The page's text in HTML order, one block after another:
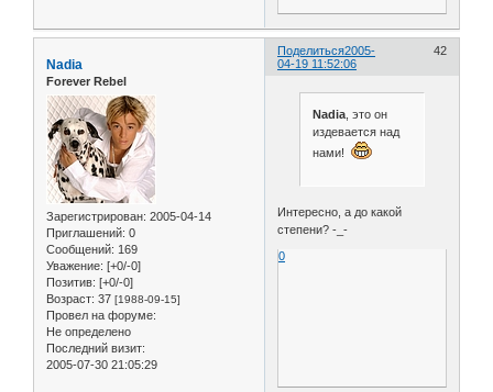
Поделиться 42
2005-
04-19 11:52:06
Nadia
Forever Rebel
Зарегистрирован: 2005-04-14
Приглашений: 0
Сообщений: 169
Уважение: [+0/-0]
Позитив: [+0/-0]
Возраст: 37 [1988-09-15]
Провел на форуме:
Не определено
Последний визит:
2005-07-30 21:05:29
Nadia, это он
издевается над
нами!
Интересно, а до какой
степени? -_-
0